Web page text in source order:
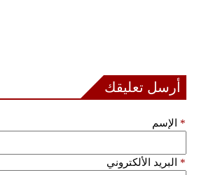
أرسل تعليقك
الإسم *
البريد الألكتروني *